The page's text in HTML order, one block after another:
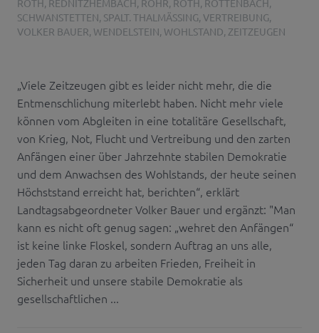
SCHWANSTETTEN SPALT. THALMÄSSING VERTREIBUNG
VOLKER BAUER WENDELSTEIN WOHLSTAND ZEITZEUGEN
„Viele Zeitzeugen gibt es leider nicht mehr, die die
Entmenschlichung miterlebt haben. Nicht mehr viele
können vom Abgleiten in eine totalitäre Gesellschaft,
von Krieg, Not, Flucht und Vertreibung und den zarten
Anfängen einer über Jahrzehnte stabilen Demokratie
und dem Anwachsen des Wohlstands, der heute seinen
Höchststand erreicht hat, berichten“, erklärt
Landtagsabgeordneter Volker Bauer und ergänzt: "Man
kann es nicht oft genug sagen: „wehret den Anfängen“
ist keine linke Floskel, sondern Auftrag an uns alle,
jeden Tag daran zu arbeiten Frieden, Freiheit in
Sicherheit und unsere stabile Demokratie als
gesellschaftlichen ...